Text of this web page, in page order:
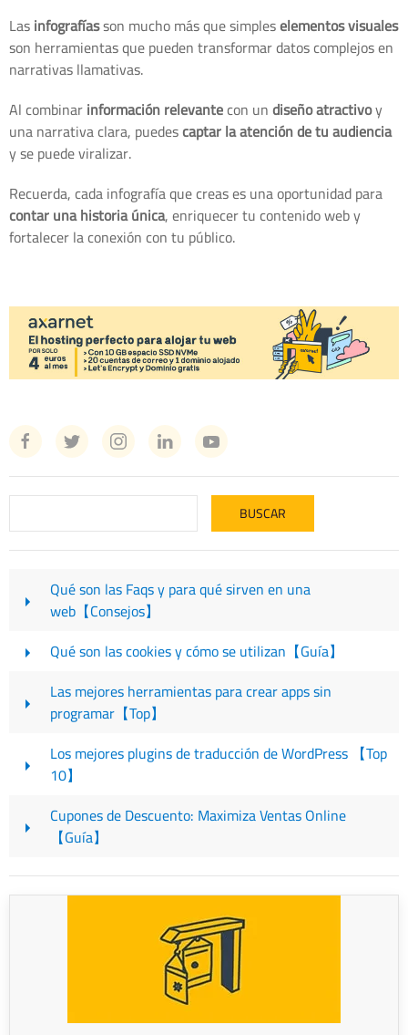
Lasinfografíasson mucho más que simpleselementos visuales
son herramientas que pueden transformar datos complejos en
narrativas llamativas.
Al combinarinformación relevantecon undiseño atractivoy
una narrativa clara, puedescaptar la atención de tu audiencia
y se puede viralizar.
Recuerda, cada infografía que creas es una oportunidad para
contar una historia única, enriquecer tu contenido web y
fortalecer la conexión con tu público.
Qué son las Faqs y para qué sirven en una
web【Consejos】
Qué son las cookies y cómo se utilizan【Guía】
Las mejores herramientas para crear apps sin
programar【Top】
Los mejores plugins de traducción de WordPress 【Top
10】
Cupones de Descuento: Maximiza Ventas Online
【Guía】